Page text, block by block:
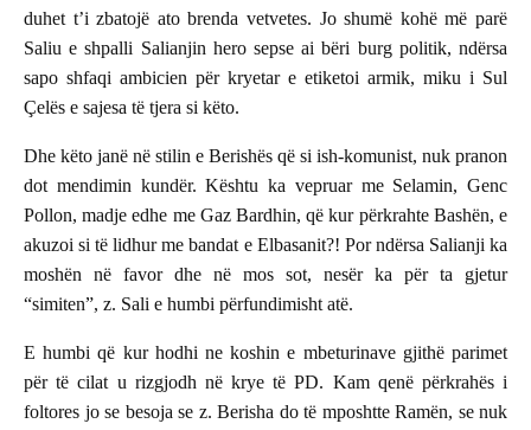
duhet t’i zbatojë ato brenda vetvetes. Jo shumë kohë më parë
Saliu e shpalli Salianjin hero sepse ai bëri burg politik, ndërsa
sapo shfaqi ambicien për kryetar e etiketoi armik, miku i Sul
Çelës e sajesa të tjera si këto.
Dhe këto janë në stilin e Berishës që si ish-komunist, nuk pranon
dot mendimin kundër. Kështu ka vepruar me Selamin, Genc
Pollon, madje edhe me Gaz Bardhin, që kur përkrahte Bashën, e
akuzoi si të lidhur me bandat e Elbasanit?! Por ndërsa Salianji ka
moshën në favor dhe në mos sot, nesër ka për ta gjetur
“simiten”, z. Sali e humbi përfundimisht atë.
E humbi që kur hodhi ne koshin e mbeturinave gjithë parimet
për të cilat u rizgjodh në krye të PD. Kam qenë përkrahës i
foltores jo se besoja se z. Berisha do të mposhtte Ramën, se nuk